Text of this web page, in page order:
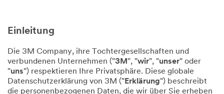
Einleitung
Die 3M Company, ihre Tochtergesellschaften und
verbundenen Unternehmen ("3M ", "wir", "unser" oder
"uns") respektieren Ihre Privatsphäre. Diese globale
Datenschutzerklärung von 3M ("Erklärung") beschreibt
die personenbezogenen Daten, die wir über Sie erheben